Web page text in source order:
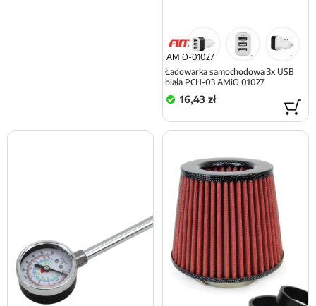
AMIO-01027
Ładowarka samochodowa 3x USB
biała PCH-03 AMiO 01027
16,43 zł